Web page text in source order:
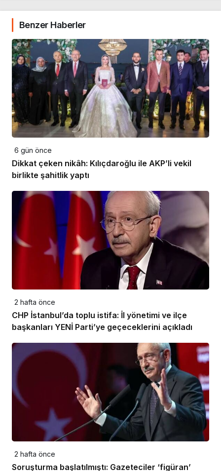
Benzer Haberler
6 gün önce
Dikkat çeken nikâh: Kılıçdaroğlu ile AKP’li vekil
birlikte şahitlik yaptı
2 hafta önce
CHP İstanbul’da toplu istifa: İl yönetimi ve ilçe
başkanları YENİ Parti’ye geçeceklerini açıkladı
2 hafta önce
Soruşturma başlatılmıştı: Gazeteciler ‘figüran’